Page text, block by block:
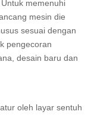
Untuk memenuhi
mesin die
sesuai dengan
pengecoran
desain baru dan
oleh layar sentuh